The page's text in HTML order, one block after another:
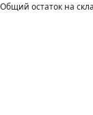
Общий остаток на